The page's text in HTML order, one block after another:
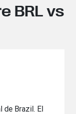
BRL vs
de Brazil. El